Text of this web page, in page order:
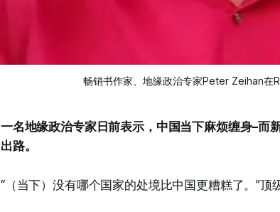
畅销书作家、地缘政治专家Peter Zeihan在
一名地缘政治专家日前表示，中国当下麻烦缠身–而
出路。
“（当下）没有哪个国家的处境比中国更糟糕了。”顶